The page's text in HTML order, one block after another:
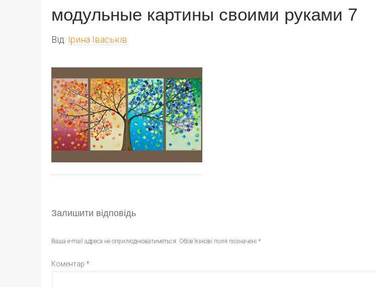
модульные картины своими руками 7
Від: Ірина Іваськів
Залишити відповідь
Ваша e-mail адреса не оприлюднюватиметься. Обов’язкові поля позначені *
Коментар *